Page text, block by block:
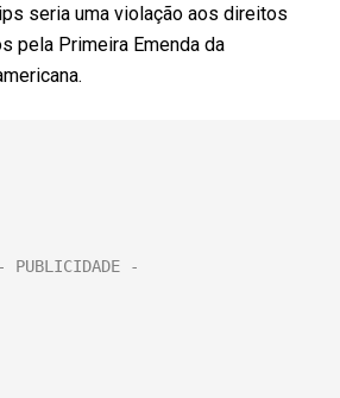
seria uma violação aos direitos
pela Primeira Emenda da